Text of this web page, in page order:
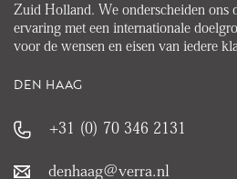
Zuid Holland. We onderscheiden ons
ervaring met een internationale
voor de wensen en eisen van iedere
DEN HAAG
+31 (0) 70 346 2131
denhaag@verra.nl